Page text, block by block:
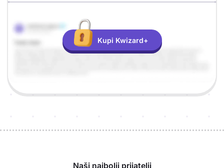
Odgovor
Objašnjenje
Kupi Kwizard+
Naši najbolji prijatelji